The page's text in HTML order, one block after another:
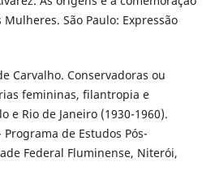
São Paulo: Expressão
Carvalho. Conservadoras ou
femininas, filantropia e
e Rio de Janeiro (1930-1960).
de Estudos Pós-
Federal Fluminense, Niterói,